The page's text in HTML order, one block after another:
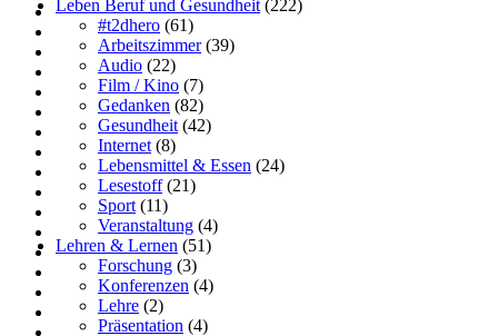
Leben Beruf und Gesundheit (222)
#t2dhero (61)
Arbeitszimmer(39)
Audio (22)
Film / Kino (7)
Gedanken (82)
Gesundheit (42)
Internet (8)
Lebensmittel & Essen (24)
Lesestoff(21)
Sport (11)
Veranstaltung (4)
Lehren & Lernen (51)
Forschung (3)
Konferenzen (4)
Lehre (2)
Präsentation (4)